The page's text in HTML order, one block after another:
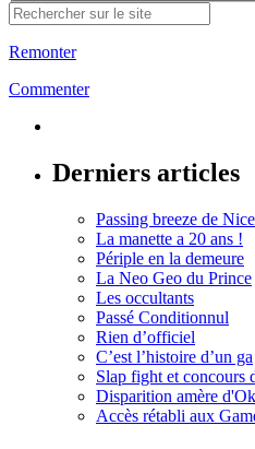
Remonter
Commenter
Derniers articles
Passing breeze de Nice
La manette a 20 ans !
Périple en la demeure
La Neo Geo du Prince
Les occultants
Passé Conditionnul
Rien d’officiel
C’est l’histoire d’un ga
Slap fight et concours
Disparition amère
Accès rétabli aux